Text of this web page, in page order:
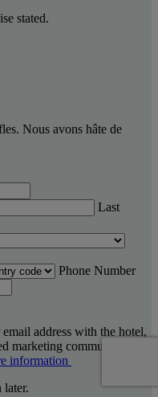
stated.
Nous avons hâte de
Last
Phone Number
address with the hotel,
marketing communications.
information
later.